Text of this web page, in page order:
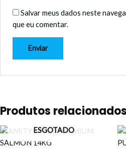
Salvar meus dados neste
que eu comentar.
Produtos relacionados
ESGOTADO